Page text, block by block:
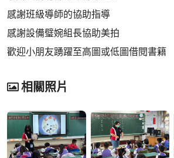
感謝班級導師的協助指導
感謝設備璧婉組長協助美拍
歡迎小朋友踴躍至高圖或低圖借閱書籍
相關照片